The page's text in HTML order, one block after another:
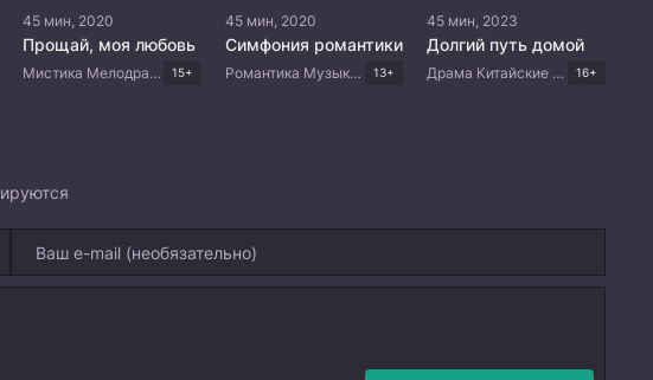
45 мин, 2020
Прощай, моя любовь
Мистика Мелодрама Китайские дорамы 15+
45 мин, 2020
Симфония романтики
Романтика Музыка Комедия Китайские дорамы 13+
45 мин, 2023
Долгий путь домой
Драма Китайские дорамы 16+